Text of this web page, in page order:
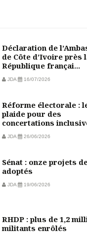
Déclaration de
de Côte d’Ivoire près
République françai...
JDA 16/07/2026
Réforme électorale :
plaide pour des
concertations
JDA 26/06/2026
Sénat : onze projets
adoptés
JDA 19/06/2026
RHDP : plus de 1,2
militants enrôlés